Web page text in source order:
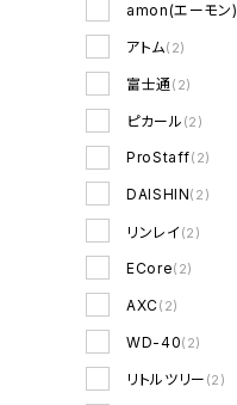
amon(エーモン)
アトム(2)
富士通 (2)
ピカール (2)
ProStaff(2)
DAISHIN(2)
リンレイ (2)
ECore(2)
AXC (2)
WD-40(2)
リトルツリー (2)
最初へ